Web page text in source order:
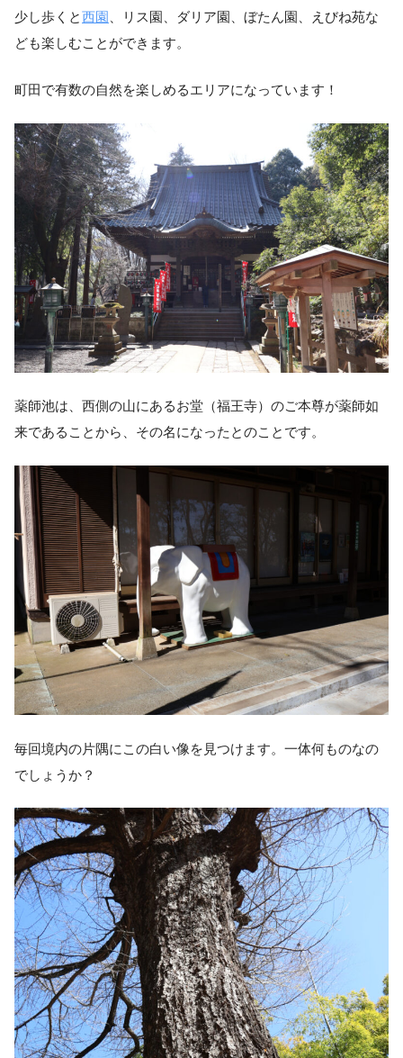
少し歩くと西園 、リス園、ダリア園、ぼたん園、えびね苑な
ども楽しむことができます。
町田で有数の自然を楽しめるエリアになっています！
薬師池は、西側の山にあるお堂（福王寺）のご本尊が薬師如
来であることから、その名になったとのことです。
毎回境内の片隅にこの白い像を見つけます。一体何ものなの
でしょうか？